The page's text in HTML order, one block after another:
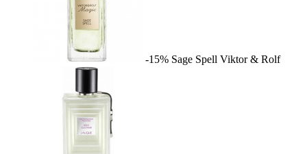
-15% Sage Spell Viktor & Rolf